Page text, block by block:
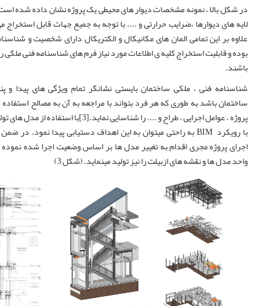
در شکل بالا ، نمونه مشخصات دیوار های محیطی یک پروژه نشان داده شده
لایه های دیوارها ،ضرایب حرارتی و .... با توجه به جمیع جهات قابل استخراج
علاوه بر این تمامی المان های مکانیکال و الکتریکال دارای شخصیت و
بوده و قابلیت استخراج کلیه ی اطلاعات مورد نیاز فرم های شناسنامه فنی ملکی
باشند.
شناسنامه فنی ، ملکی ساختمان بایستی نشانگر تمام ویژگی های پیدا و
ساختمان باشد به طوری که هر فرد بتواند با مراجعه به آن به مصالح
پروژه ، عوامل اجرایی ، طراح و .... را شناسایی نماید.[3]با
با رویکرد BIMبه راحتی میتوان به این اهداف دستیابی پیدا نمود. در
اجرای پروژه مجری اقدام به تغییر مدل ها بر اساس وضعیت اجرا شده
واحد مدل ها و نقشه های ازبیلت را نیز تولید مینماید. (شکل 3)